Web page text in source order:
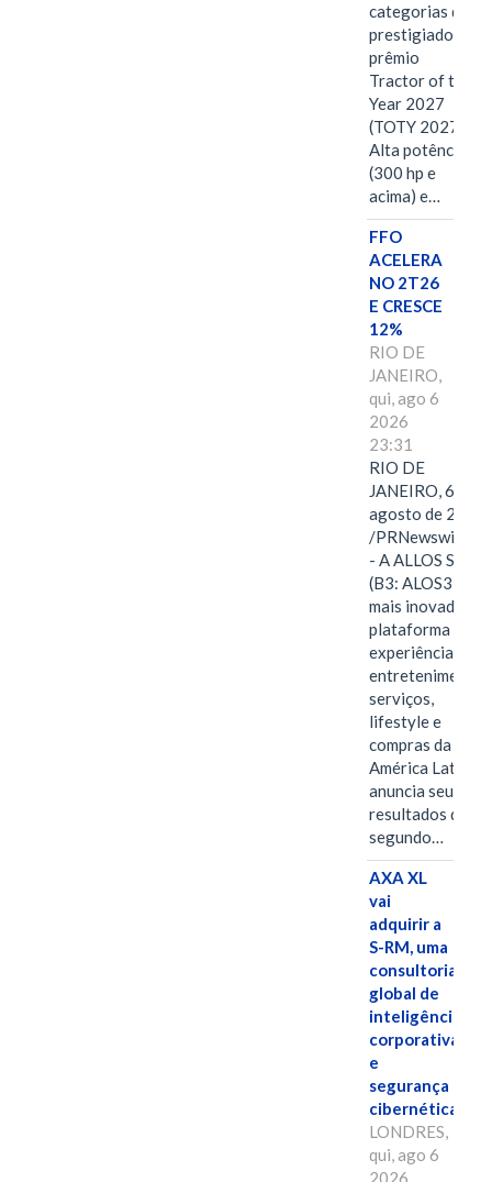
categorias do
prestigiado
prêmio
Tractor of the
Year 2027
(TOTY 2027:
Alta potência
(300 hp e
acima) e…
FFO
ACELERA
NO 2T26
E CRESCE
12%
RIO DE
JANEIRO,
qui, ago 6
2026
23:31
RIO DE
JANEIRO, 6 de
agosto de 2026
/PRNewswire/ -
- A ALLOS S.A.
(B3: ALOS3), a
mais inovadora
plataforma de
experiências,
entretenimento,
serviços,
lifestyle e
compras da
América Latina
anuncia seus
resultados do
segundo…
AXA XL
vai
adquirir a
S-RM, uma
consultoria
global de
inteligência
corporativa
e
segurança
cibernética
LONDRES,
qui, ago 6
2026